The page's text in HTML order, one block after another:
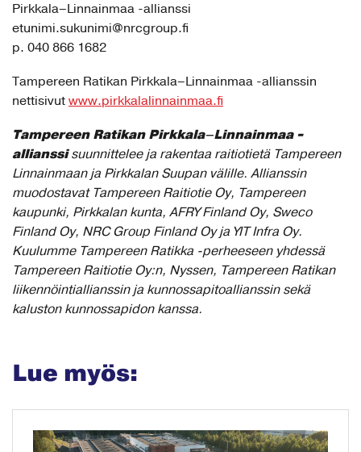
Pirkkala–Linnainmaa -allianssi
etunimi.sukunimi@nrcgroup.fi
p. 040 866 1682
Tampereen Ratikan Pirkkala–Linnainmaa -allianssin
nettisivut www.pirkkalalinnainmaa.fi
Tampereen Ratikan Pirkkala–Linnainmaa -
allianssisuunnittelee ja rakentaa raitiotietä Tampereen
Linnainmaan ja Pirkkalan Suupan välille. Allianssin
muodostavat Tampereen Raitiotie Oy, Tampereen
kaupunki, Pirkkalan kunta, AFRY Finland Oy, Sweco
Finland Oy, NRC Group Finland Oy ja YIT Infra Oy.
Kuulumme Tampereen Ratikka -perheeseen yhdessä
Tampereen Raitiotie Oy:n, Nyssen, Tampereen Ratikan
liikennöintiallianssin ja kunnossapitoallianssin sekä
kaluston kunnossapidon kanssa.
Lue myös: